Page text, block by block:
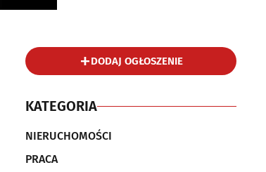
DODAJ OGŁOSZENIE
KATEGORIA
NIERUCHOMOŚCI
PRACA